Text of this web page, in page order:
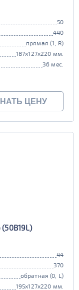
50
440
прямая (1, R)
187x127x220 мм.
36 мес.
ЦЕНУ
44
370
обратная (0, L)
195x127x220 мм.